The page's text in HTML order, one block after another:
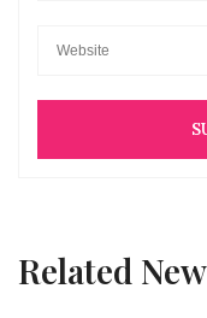
Related